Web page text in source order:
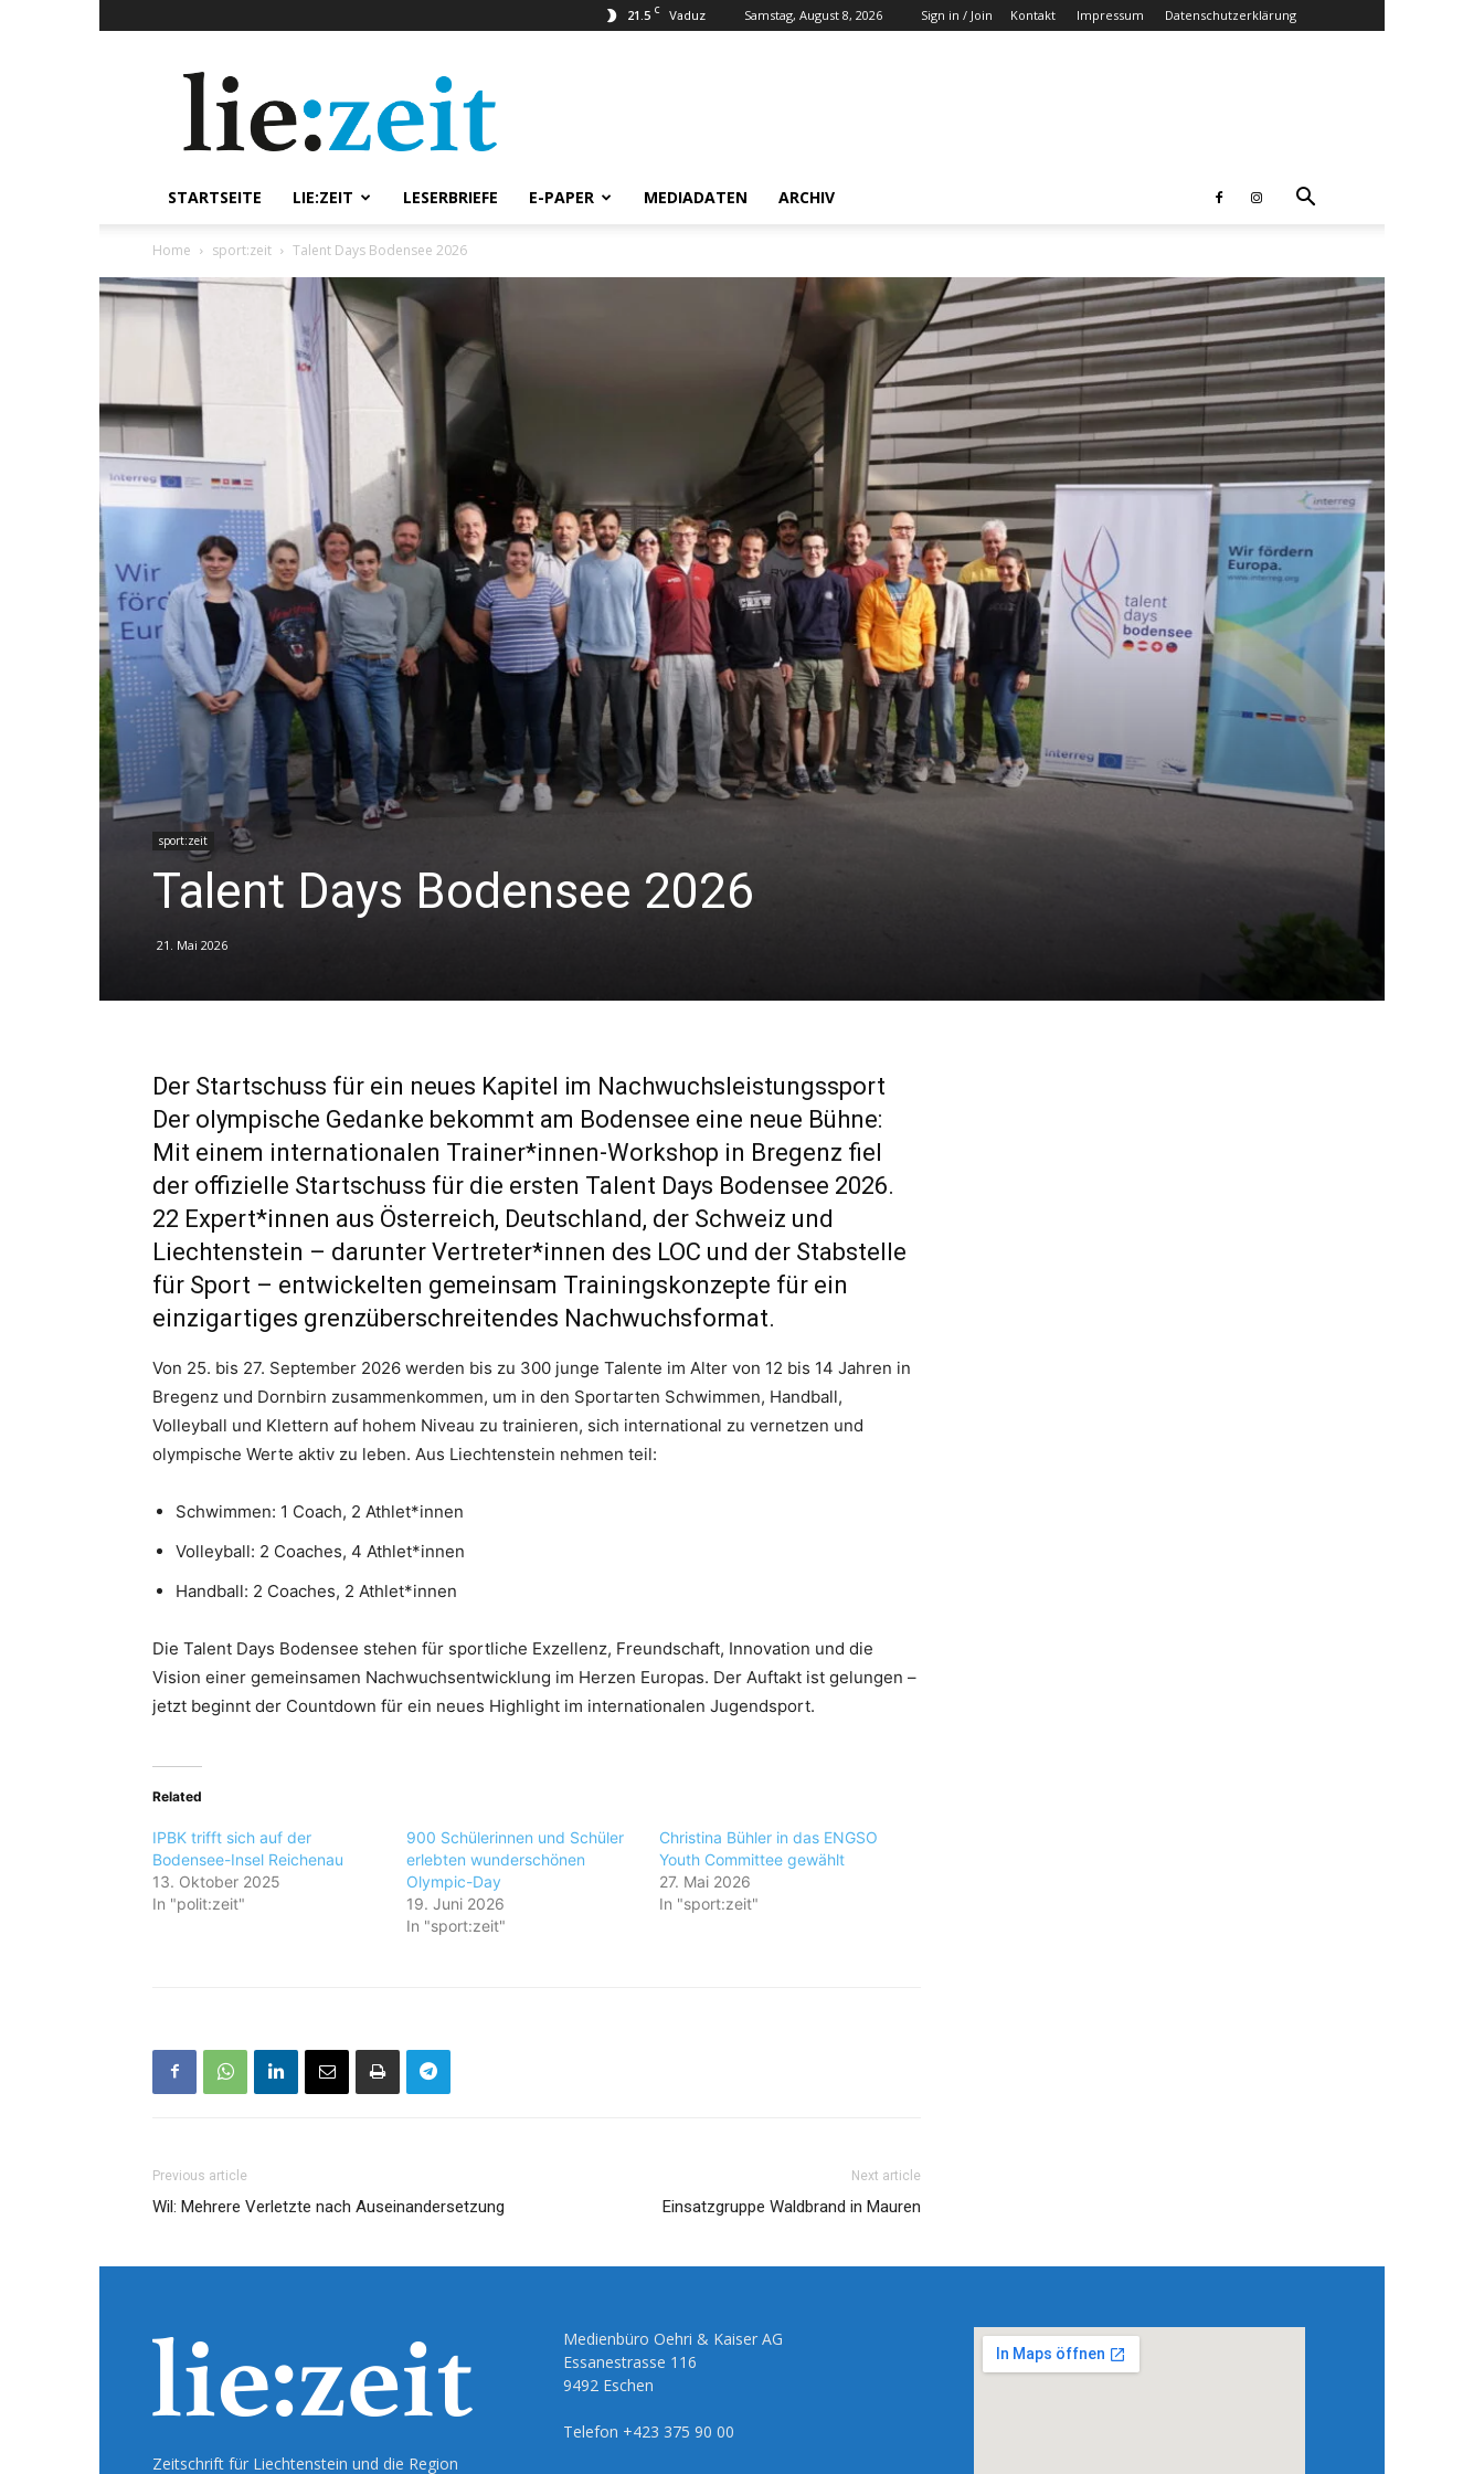
21.5 C Vaduz Samstag, August 8, 2026 Sign in / Join Kontakt Impressum Datenschutzerklärung
STARTSEITE LIE:ZEIT LESERBRIEFE E-PAPER MEDIADATEN ARCHIV
Home sport:zeit Talent Days Bodensee 2026
sport:zeit
Talent Days Bodensee 2026
21. Mai 2026
Der Startschuss für ein neues Kapitel im Nachwuchsleistungssport
Der olympische Gedanke bekommt am Bodensee eine neue Bühne:
Mit einem internationalen Trainer*innen-Workshop in Bregenz fiel
der offizielle Startschuss für die ersten Talent Days Bodensee 2026.
22 Expert*innen aus Österreich, Deutschland, der Schweiz und
Liechtenstein – darunter Vertreter*innen des LOC und der Stabstelle
für Sport – entwickelten gemeinsam Trainingskonzepte für ein
einzigartiges grenzüberschreitendes Nachwuchsformat.
Von 25. bis 27. September 2026 werden bis zu 300 junge Talente im Alter von 12 bis 14 Jahren in
Bregenz und Dornbirn zusammenkommen, um in den Sportarten Schwimmen, Handball,
Volleyball und Klettern auf hohem Niveau zu trainieren, sich international zu vernetzen und
olympische Werte aktiv zu leben. Aus Liechtenstein nehmen teil:
Schwimmen: 1 Coach, 2 Athlet*innen
Volleyball: 2 Coaches, 4 Athlet*innen
Handball: 2 Coaches, 2 Athlet*innen
Die Talent Days Bodensee stehen für sportliche Exzellenz, Freundschaft, Innovation und die
Vision einer gemeinsamen Nachwuchsentwicklung im Herzen Europas. Der Auftakt ist gelungen –
jetzt beginnt der Countdown für ein neues Highlight im internationalen Jugendsport.
Related
IPBK trifft sich auf der
Bodensee-Insel Reichenau
13. Oktober 2025
In "polit:zeit"
900 Schülerinnen und Schüler
erlebten wunderschönen
Olympic-Day
19. Juni 2026
In "sport:zeit"
Christina Bühler in das ENGSO
Youth Committee gewählt
27. Mai 2026
In "sport:zeit"
Previous article
Wil: Mehrere Verletzte nach Auseinandersetzung
Next article
Einsatzgruppe Waldbrand in Mauren
Zeitschrift für Liechtenstein und die Region
Medienbüro Oehri & Kaiser AG
Essanestrasse 116
9492 Eschen
Telefon +423 375 90 00